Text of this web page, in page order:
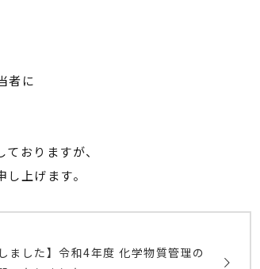
者に
おりますが、
上げます。
ました】令和4年度 化学物質管理の